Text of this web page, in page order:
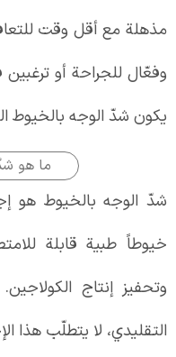
مذهلة مع أقل وقت
وفعّال للجراحة أو
يكون شدّ الوجه بالخيوط
ما هو
شدّ الوجه بالخيوط هو
خيوطاً طبية قابلة
وتحفيز إنتاج
التقليدي، لا يتطلّب هذا